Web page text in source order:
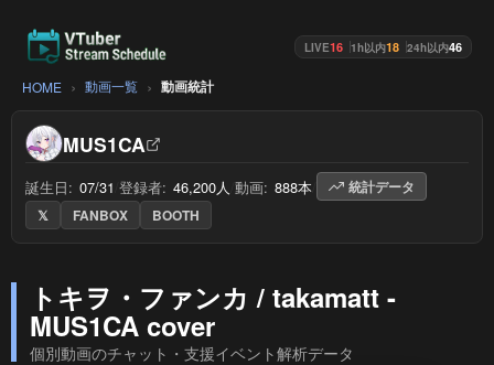
LIVE16 1h以内18 24h以内46
HOME 動画一覧 動画統計
MUS1CA
誕生日: 07/31 登録者: 46,200人 動画: 888本
統計データ
𝕏
FANBOX BOOTH
トキヲ・ファンカ / takamatt -
MUS1CA cover
個別動画のチャット・支援イベント解析データ